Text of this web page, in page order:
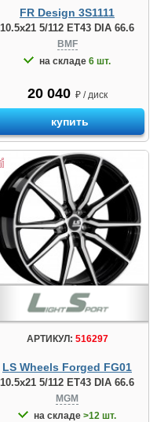
FR Design 3S1111
10.5x21 5/112 ET43 DIA 66.6
BMF
на складе 6 шт.
20 040 ₽ / диск
купить
АРТИКУЛ: 516297
LS Wheels Forged FG01
10.5x21 5/112 ET43 DIA 66.6
MGM
на складе >12 шт.